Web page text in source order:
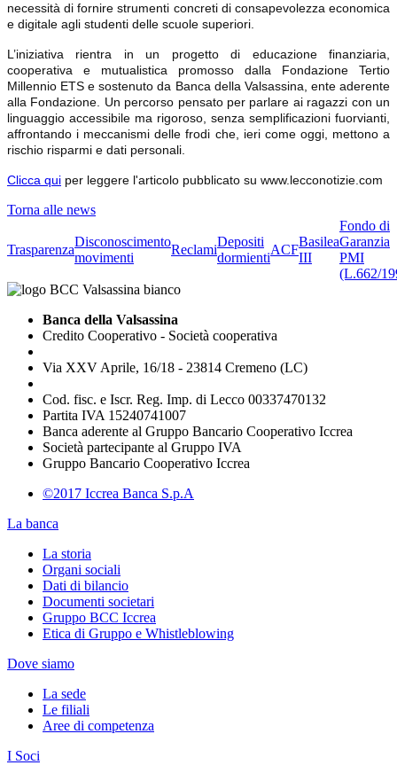
necessità di fornire strumenti concreti di consapevolezza economica
e digitale agli studenti delle scuole superiori.
L’iniziativa rientra in un progetto di educazione finanziaria,
cooperativa e mutualistica promosso dalla Fondazione Tertio
Millennio ETS e sostenuto da Banca della Valsassina, ente aderente
alla Fondazione. Un percorso pensato per parlare ai ragazzi con un
linguaggio accessibile ma rigoroso, senza semplificazioni fuorvianti,
affrontando i meccanismi delle frodi che, ieri come oggi, mettono a
rischio risparmi e dati personali.
Clicca qui per leggere l'articolo pubblicato su www.lecconotizie.com
Torna alle news
Trasparenza
Disconoscimento
movimenti
Reclami
Depositi
dormienti
ACF
Basilea
III
Fondo di
Garanzia
PMI
(L.662/
Banca della Valsassina
Credito Cooperativo - Società cooperativa
Via XXV Aprile, 16/18 - 23814 Cremeno (LC)
Cod. fisc. e Iscr. Reg. Imp. di Lecco 00337470132
Partita IVA 15240741007
Banca aderente al Gruppo Bancario Cooperativo Iccrea
Società partecipante al Gruppo IVA
Gruppo Bancario Cooperativo Iccrea
©2017 Iccrea Banca S.p.A
La banca
La storia
Organi sociali
Dati di bilancio
Documenti societari
Gruppo BCC Iccrea
Etica di Gruppo e Whistleblowing
Dove siamo
La sede
Le filiali
Aree di competenza
I Soci